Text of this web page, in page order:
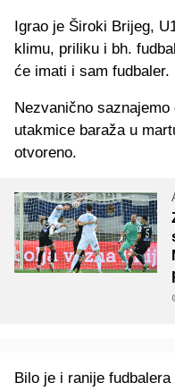
Igrao je Široki Brijeg,
klimu, priliku i bh.
će imati i sam fudbaler.
Nezvanično
utakmice baraža u
otvoreno.
Bilo je i ranije